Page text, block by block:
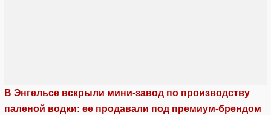
В Энгельсе вскрыли мини-завод по производству
паленой водки: ее продавали под премиум-брендом